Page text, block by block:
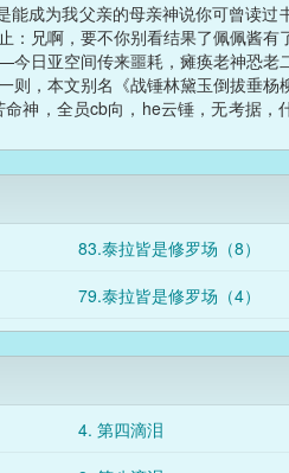
成为我父亲的母亲神说你可曾读过
：兄啊，要不你别看结果了佩佩酱有
日亚空间传来噩耗，瘫痪老神恐老
，本文别名《战锤林黛玉倒拔垂杨
神，全员cb向，he云锤，无考据，
同人yy，充满刻板印象、萌向塑造
83.泰拉皆是修罗场（8）
79.泰拉皆是修罗场（4）
4. 第四滴泪